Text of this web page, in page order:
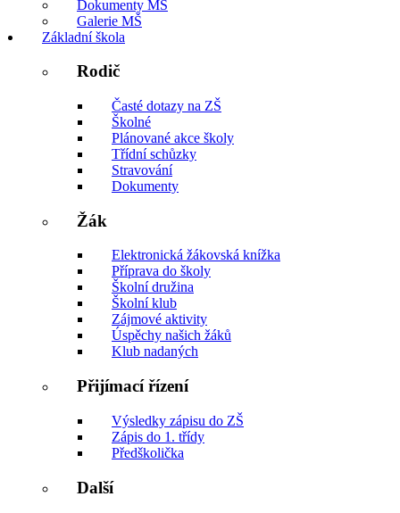
Dokumenty MŠ
Galerie MŠ
Základní škola
Rodič
Časté dotazy na ZŠ
Školné
Plánované akce školy
Třídní schůzky
Stravování
Dokumenty
Žák
Elektronická žákovská knížka
Příprava do školy
Školní družina
Školní klub
Zájmové aktivity
Úspěchy našich žáků
Klub nadaných
Přijímací řízení
Výsledky zápisu do ZŠ
Zápis do 1. třídy
Předškolička
Další